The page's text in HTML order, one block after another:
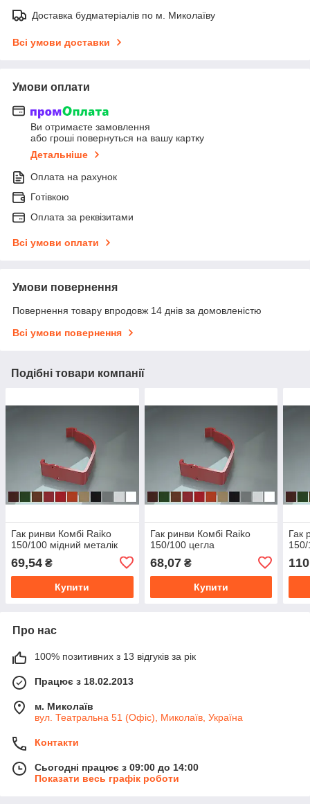
Доставка будматеріалів по м. Миколаїву
Всі умови доставки
Умови оплати
Ви отримаєте замовлення
або гроші повернуться на вашу картку
Детальніше
Оплата на рахунок
Готівкою
Оплата за реквізитами
Всі умови оплати
Умови повернення
Повернення товару впродовж 14 днів за домовленістю
Всі умови повернення
Подібні товари компанії
Гак ринви Комбі Raiko
150/100 мідний металік
69,54 ₴
Купити
Гак ринви Комбі Raiko
150/100 цегла
68,07₴
Купити
Гак
150/
Про нас
100% позитивних з 13 відгуків за рік
Працює з 18.02.2013
м. Миколаїв
вул. Театральна 51 (Офіс), Миколаїв, Україна
Контакти
Сьогодні працює з 09:00 до 14:00
Показати весь графік роботи